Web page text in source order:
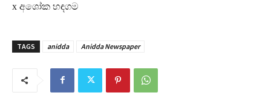
x අශෝක හඳගම
TAGS anidda Anidda Newspaper